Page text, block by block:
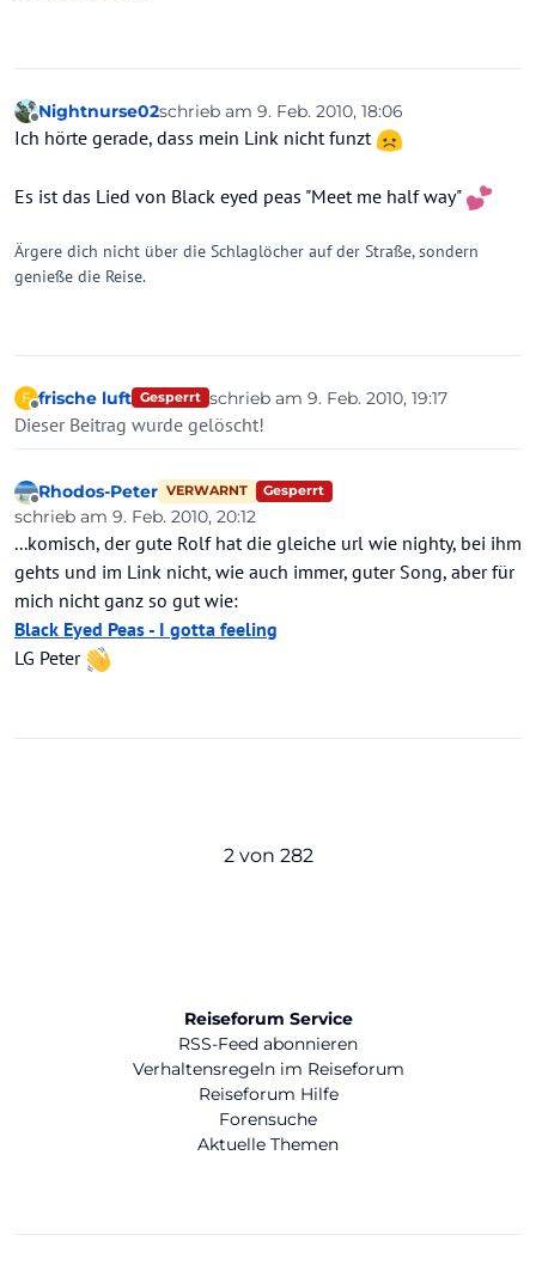
Offline
Nightnurse02schrieb am 9. Feb. 2010, 18:06
zuletzt editiert von
Ich hörte gerade, dass mein Link nicht funzt
Es ist das Lied von Black eyed peas "Meet me half way"
Ärgere dich nicht über die Schlaglöcher auf der Straße, sondern
genieße die Reise.
F
Offline
frische luft Gesperrt schrieb am 9. Feb. 2010, 19:17
zuletzt editiert von
Dieser Beitrag wurde gelöscht!
Offline
Rhodos-Peter VERWARNT Gesperrt
schrieb am 9. Feb. 2010, 20:12
zuletzt editiert von
...komisch, der gute Rolf hat die gleiche url wie nighty, bei ihm
gehts und im Link nicht, wie auch immer, guter Song, aber für
mich nicht ganz so gut wie:
Black Eyed Peas - I gotta feeling
LG Peter
2 von 282
Reiseforum Service
RSS-Feed abonnieren
Verhaltensregeln im Reiseforum
Reiseforum Hilfe
Forensuche
Aktuelle Themen